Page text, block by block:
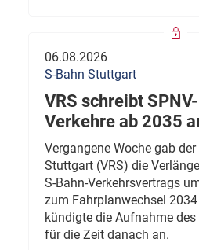
06.08.2026
S-Bahn Stuttgart
VRS schreibt
Verkehre ab 2035
Vergangene Woche gab
Stuttgart (VRS) die
S-Bahn-Verkehrsvertrags
zum Fahrplanwechsel
kündigte die Aufnahme
für die Zeit danach an.